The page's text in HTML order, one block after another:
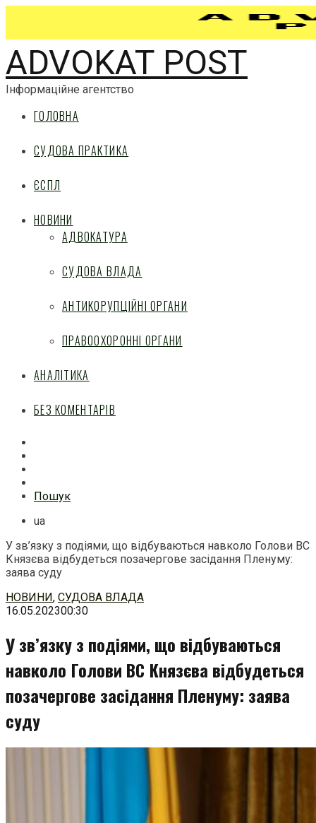
ADVOKAT POST
Інформаційне агентство
ГОЛОВНА
СУДОВА ПРАКТИКА
ЄСПЛ
НОВИНИ
АДВОКАТУРА
СУДОВА ВЛАДА
АНТИКОРУПЦІЙНІ ОРГАНИ
ПРАВООХОРОННІ ОРГАНИ
АНАЛІТИКА
БЕЗ КОМЕНТАРІВ
Пошук
ua
У зв’язку з подіями, що відбуваються навколо Голови ВС
Князєва відбудеться позачергове засідання Пленуму:
заява суду
Перейти
до
НОВИНИ, СУДОВА ВЛАДА
16.05.202300:30
У зв’язку з подіями, що відбуваються
навколо Голови ВС Князєва відбудеться
позачергове засідання Пленуму: заява
суду